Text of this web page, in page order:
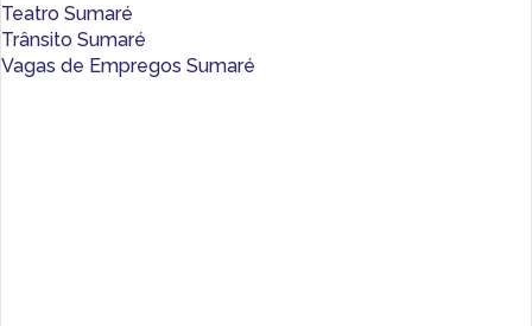
Teatro Sumaré
Trânsito Sumaré
Vagas de Empregos Sumaré